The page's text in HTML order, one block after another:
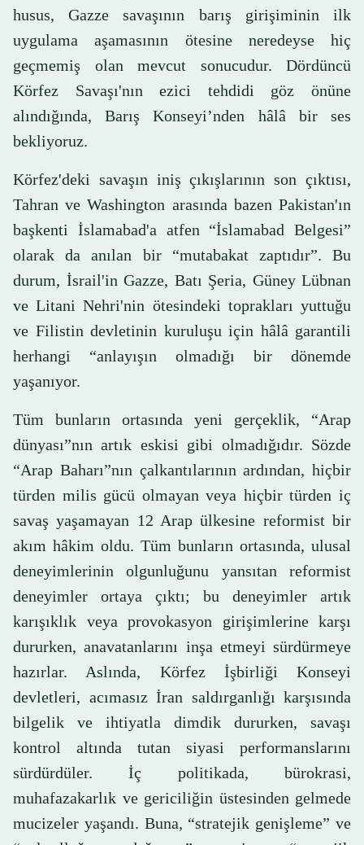
husus, Gazze savaşının barış girişiminin ilk
uygulama aşamasının ötesine neredeyse hiç
geçmemiş olan mevcut sonucudur. Dördüncü
Körfez Savaşı'nın ezici tehdidi göz önüne
alındığında, Barış Konseyi’nden hâlâ bir ses
bekliyoruz.
Körfez'deki savaşın iniş çıkışlarının son çıktısı,
Tahran ve Washington arasında bazen Pakistan'ın
başkenti İslamabad'a atfen “İslamabad Belgesi”
olarak da anılan bir “mutabakat zaptıdır”. Bu
durum, İsrail'in Gazze, Batı Şeria, Güney Lübnan
ve Litani Nehri'nin ötesindeki toprakları yuttuğu
ve Filistin devletinin kuruluşu için hâlâ garantili
herhangi “anlayışın olmadığı bir dönemde
yaşanıyor.
Tüm bunların ortasında yeni gerçeklik, “Arap
dünyası”nın artık eskisi gibi olmadığıdır. Sözde
“Arap Baharı”nın çalkantılarının ardından, hiçbir
türden milis gücü olmayan veya hiçbir türden iç
savaş yaşamayan 12 Arap ülkesine reformist bir
akım hâkim oldu. Tüm bunların ortasında, ulusal
deneyimlerinin olgunluğunu yansıtan reformist
deneyimler ortaya çıktı; bu deneyimler artık
karışıklık veya provokasyon girişimlerine karşı
dururken, anavatanlarını inşa etmeyi sürdürmeye
hazırlar. Aslında, Körfez İşbirliği Konseyi
devletleri, acımasız İran saldırganlığı karşısında
bilgelik ve ihtiyatla dimdik dururken, savaşı
kontrol altında tutan siyasi performanslarını
sürdürdüler. İç politikada, bürokrasi,
muhafazakarlık ve gericiliğin üstesinden gelmede
mucizeler yaşandı. Buna, “stratejik genişleme” ve